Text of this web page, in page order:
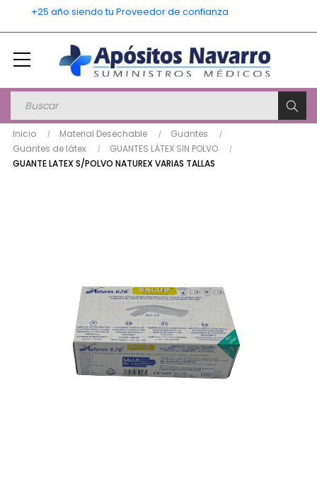
    +25 año siendo tu Proveedor de confianza
Inicio Material Desechable
Guantes
Guantes de látex
GUANTES LÁTEX SIN POLVO
GUANTE LATEX S/POLVO NATUREX VARIAS TALLAS